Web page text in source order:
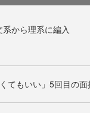
から理系に編入
てもいい」5回目の面